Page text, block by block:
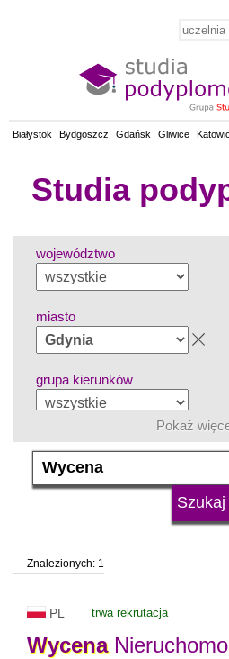
Białystok Bydgoszcz Gdańsk Gliwice
Studia
województwo
miasto
grupa kierunków
język
status uczelni
Pokaż
Znalezionych: 1
PL trwa rekrutacja
Wycena